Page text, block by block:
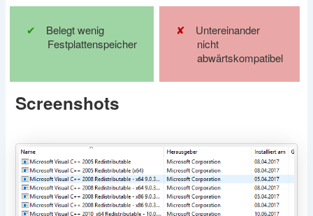
Belegt wenig
Festplattenspeicher
Untereinander
nicht
abwärtskompatibel
Screenshots